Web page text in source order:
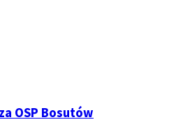
OSP Bosutów